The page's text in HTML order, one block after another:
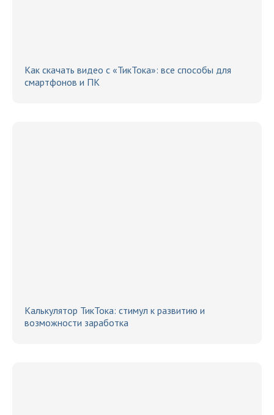
Как скачать видео с «ТикТока»: все способы для
смартфонов и ПК
Калькулятор ТикТока: стимул к развитию и
возможности заработка